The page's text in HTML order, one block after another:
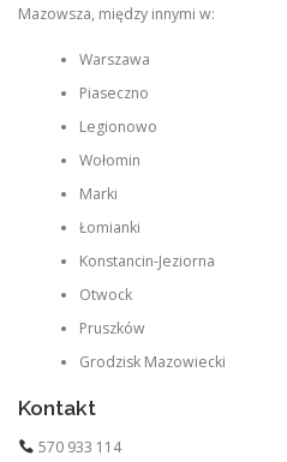
Mazowsza, między innymi w:
Warszawa
Piaseczno
Legionowo
Wołomin
Marki
Łomianki
Konstancin-Jeziorna
Otwock
Pruszków
Grodzisk Mazowiecki
Kontakt
570 933 114